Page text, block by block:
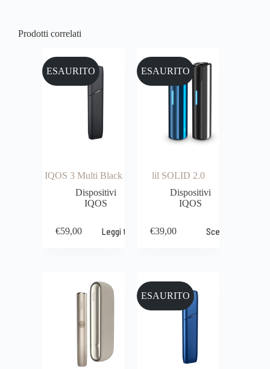
Prodotti correlati
ESAURITO
IQOS 3 Multi Black
Dispositivi
IQOS
€59,00 Leggi tutto
ESAURITO
lil SOLID 2.0
Dispositivi
IQOS
€39,00 Scegli
ESAURITO